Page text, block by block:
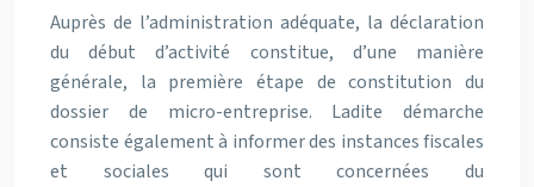
Auprès de l’administration adéquate, la déclaration
du début d’activité constitue, d’une manière
générale, la première étape de constitution du
dossier de micro-entreprise. Ladite démarche
consiste également à informer des instances fiscales
et sociales qui sont concernées du